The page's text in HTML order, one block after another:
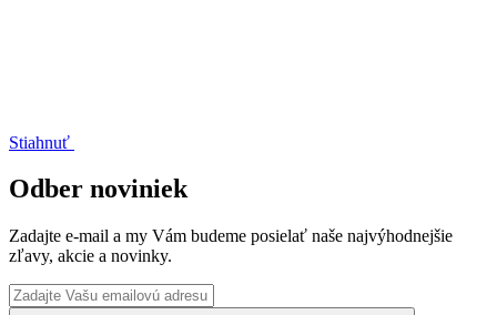
Stiahnuť
Odber noviniek
Zadajte e-mail a my Vám budeme posielať naše najvýhodnejšie
zľavy, akcie a novinky.